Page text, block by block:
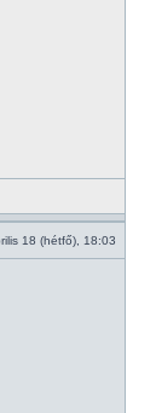
18 (hétfő), 18:03